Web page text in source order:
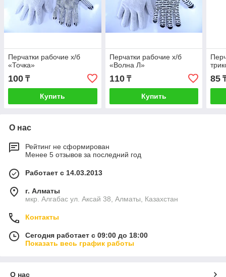
Перчатки рабочие х/б
«Точка»
100 ₸
Купить
Перчатки рабочие х/б
«Волна Л»
110₸
Купить
85
О нас
Рейтинг не сформирован
Менее 5 отзывов за последний год
Работает с 14.03.2013
г. Алматы
мкр. Алгабас ул. Аксай 38, Алматы, Казахстан
Контакты
Сегодня работает с 09:00 до 18:00
Показать весь график работы
О нас